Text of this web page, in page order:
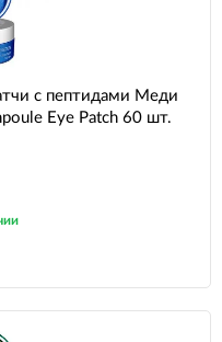
с пептидами Меди
Eye Patch 60 шт.